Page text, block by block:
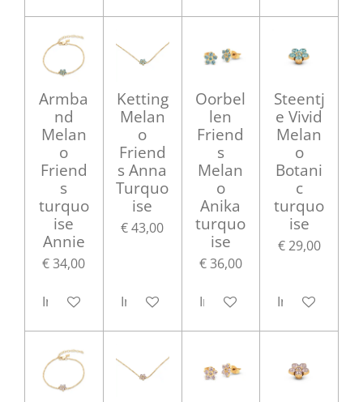
Armba
nd
Melan
o
Friend
s
turquo
ise
Annie
€ 34,00
In winkelwagen
Ketting
Melan
o
Friend
s Anna
Turquo
ise
€ 43,00
In winkelwagen
Oorbel
len
Friend
s
Melan
o
Anika
turquo
ise
€ 36,00
In winkelwagen
Steentj
e Vivid
Melan
o
Botani
c
turquo
ise
€ 29,00
In